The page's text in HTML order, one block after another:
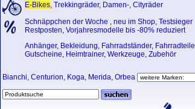
E-Bikes, Trekkingräder, Damen-, Cityräder
Schnäppchen der Woche , neu im Shop, Testsieger
Restposten, Vorjahresmodelle bis -80% reduziert
Anhänger, Bekleidung, Fahrradständer, Fahrradteile
Gutscheine, Heimtrainer, Werkzeuge, Zubehör
Bianchi, Centurion, Koga, Merida, Orbea